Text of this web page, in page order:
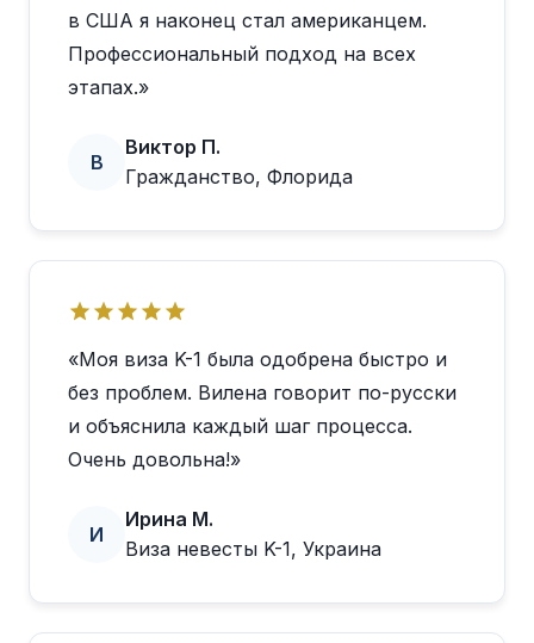
в США я наконец стал американцем.
Профессиональный подход на всех
этапах.»
В
Виктор П.
Гражданство, Флорида
«Моя виза K-1 была одобрена быстро и
без проблем. Вилена говорит по-русски
и объяснила каждый шаг процесса.
Очень довольна!»
И
Ирина М.
Виза невесты K-1, Украина